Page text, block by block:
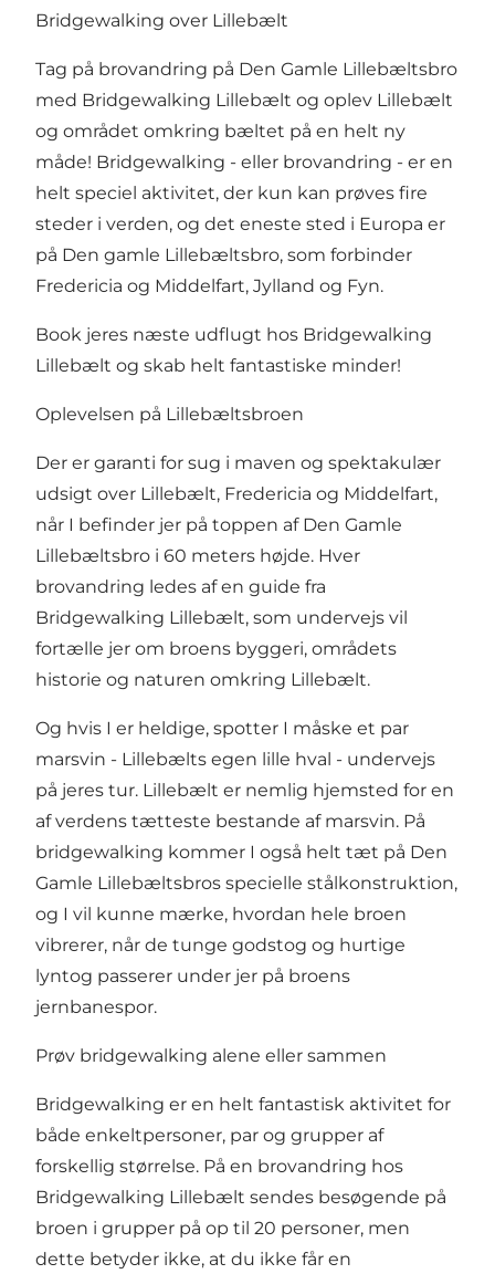
Bridgewalking over Lillebælt
Tag på brovandring på Den Gamle Lillebæltsbro
med Bridgewalking Lillebælt og oplev Lillebælt
og området omkring bæltet på en helt ny
måde! Bridgewalking - eller brovandring - er en
helt speciel aktivitet, der kun kan prøves fire
steder i verden, og det eneste sted i Europa er
på Den gamle Lillebæltsbro, som forbinder
Fredericia og Middelfart, Jylland og Fyn.
Book jeres næste udflugt hos Bridgewalking
Lillebælt og skab helt fantastiske minder!
Oplevelsen på Lillebæltsbroen
Der er garanti for sug i maven og spektakulær
udsigt over Lillebælt, Fredericia og Middelfart,
når I befinder jer på toppen af Den Gamle
Lillebæltsbro i 60 meters højde. Hver
brovandring ledes af en guide fra
Bridgewalking Lillebælt, som undervejs vil
fortælle jer om broens byggeri, områdets
historie og naturen omkring Lillebælt.
Og hvis I er heldige, spotter I måske et par
marsvin - Lillebælts egen lille hval - undervejs
på jeres tur. Lillebælt er nemlig hjemsted for en
af verdens tætteste bestande af marsvin. På
bridgewalking kommer I også helt tæt på Den
Gamle Lillebæltsbros specielle stålkonstruktion,
og I vil kunne mærke, hvordan hele broen
vibrerer, når de tunge godstog og hurtige
lyntog passerer under jer på broens
jernbanespor.
Prøv bridgewalking alene eller sammen
Bridgewalking er en helt fantastisk aktivitet for
både enkeltpersoner, par og grupper af
forskellig størrelse. På en brovandring hos
Bridgewalking Lillebælt sendes besøgende på
broen i grupper på op til 20 personer, men
dette betyder ikke, at du ikke får en